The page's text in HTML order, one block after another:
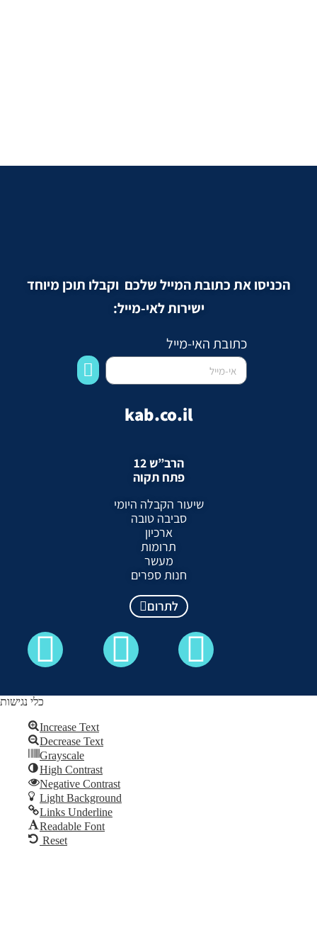
הכניסו את כתובת המייל שלכם וקבלו תוכן מיוחד
ישירות לאי-מייל:
כתובת האי-מייל
kab.co.il
הרב”ש 12
פתח תקוה
שיעור הקבלה היומי
סביבה טובה
ארכיון
תרומות
מעשר
חנות ספרים
לתרום
Skip to content
toolbar
כלי נגישות
Increase Text
Decrease Text
Grayscale
High Contrast
Negative Contrast
Light Background
Links Underline
Readable Font
Reset